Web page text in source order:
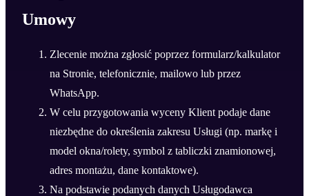
Umowy
Zlecenie można zgłosić poprzez formularz/kalkulator
na Stronie, telefonicznie, mailowo lub przez
WhatsApp.
W celu przygotowania wyceny Klient podaje dane
niezbędne do określenia zakresu Usługi (np. markę i
model okna/rolety, symbol z tabliczki znamionowej,
adres montażu, dane kontaktowe).
Na podstawie podanych danych Usługodawca